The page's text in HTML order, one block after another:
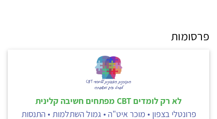
פרסומות
לא רק לומדים CBT מפתחים חשיבה קלינית
פרונטלי בצפון • מוכר איט"ה • גמול השתלמות • התנסות